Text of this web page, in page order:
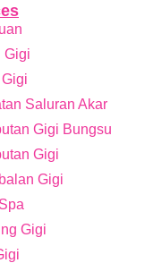
Gigi
Saluran Akar
Gigi Bungsu
Gigi
Gigi
Gigi